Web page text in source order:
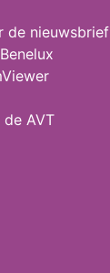
de nieuwsbrief
AVT